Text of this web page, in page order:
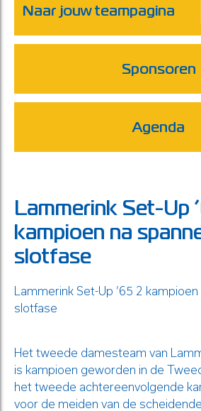
Naar jouw teampagina
Sponsoren
Agenda
Lammerink Set-Up
kampioen na
slotfase
Lammerink Set-Up ’65 2
slotfase
Het tweede damesteam van
is kampioen geworden in de
het tweede achtereenvolgende
voor de meiden van de